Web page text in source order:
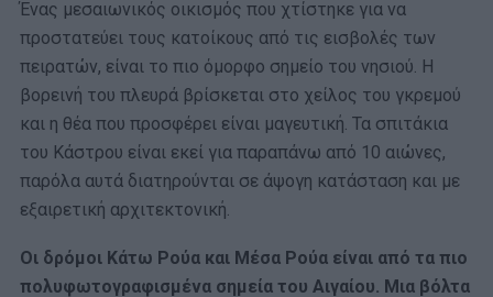
Ένας μεσαιωνικός οικισμός που χτίστηκε για να
προστατεύει τους κατοίκους από τις εισβολές των
πειρατών, είναι το πιο όμορφο σημείο του νησιού. Η
βορεινή του πλευρά βρίσκεται στο χείλος του γκρεμού
και η θέα που προσφέρει είναι μαγευτική. Τα σπιτάκια
του Κάστρου είναι εκεί για παραπάνω από 10 αιώνες,
παρόλα αυτά διατηρούνται σε άψογη κατάσταση και με
εξαιρετική αρχιτεκτονική.
Οι δρόμοι Κάτω Ρούα και Μέσα Ρούα είναι από τα πιο
πολυφωτογραφισμένα σημεία του Αιγαίου. Μια βόλτα